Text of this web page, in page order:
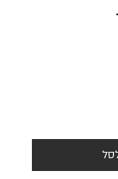
מחיר